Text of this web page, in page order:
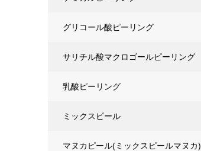
グリコール酸ピーリング
サリチル酸マクロゴールピーリング
乳酸ピーリング
ミックスピール
マヌカピール(ミックスピールマヌカ)